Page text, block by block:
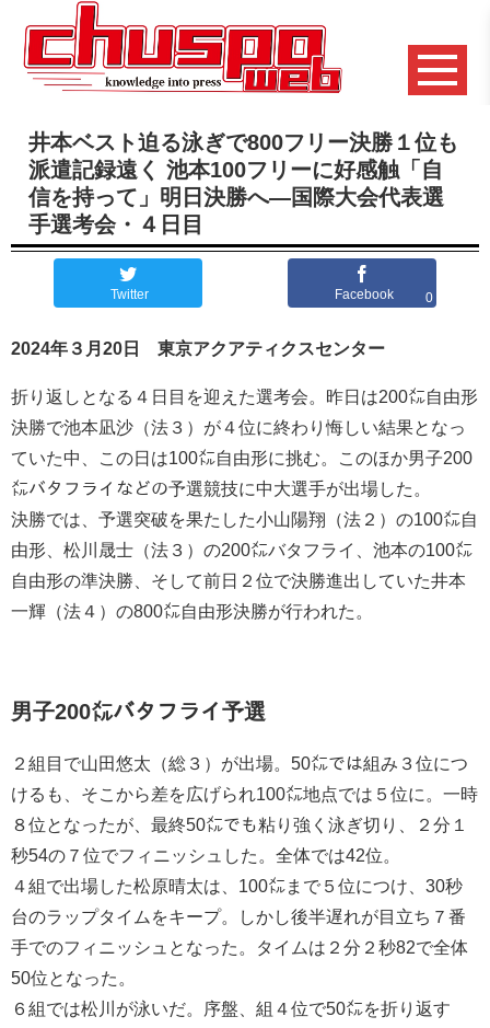
井本ベスト迫る泳ぎで800フリー決勝１位も
派遣記録遠く 池本100フリーに好感触「自
信を持って」明日決勝へ―国際大会代表選
手選考会・４日目
Twitter Facebook 0
2024年３月20日 東京アクアティクスセンター
折り返しとなる４日目を迎えた選考会。昨日は200㍍自由形
決勝で池本凪沙（法３）が４位に終わり悔しい結果となっ
ていた中、この日は100㍍自由形に挑む。このほか男子200
㍍バタフライなどの予選競技に中大選手が出場した。
決勝では、予選突破を果たした小山陽翔（法２）の100㍍自
由形、松川晟士（法３）の200㍍バタフライ、池本の100㍍
自由形の準決勝、そして前日２位で決勝進出していた井本
一輝（法４）の800㍍自由形決勝が行われた。
男子200㍍バタフライ予選
２組目で山田悠太（総３）が出場。50㍍では組み３位につ
けるも、そこから差を広げられ100㍍地点では５位に。一時
８位となったが、最終50㍍でも粘り強く泳ぎ切り、２分１
秒54の７位でフィニッシュした。全体では42位。
４組で出場した松原晴太は、100㍍まで５位につけ、30秒
台のラップタイムをキープ。しかし後半遅れが目立ち７番
手でのフィニッシュとなった。タイムは２分２秒82で全体
50位となった。
６組では松川が泳いだ。序盤、組４位で50㍍を折り返す